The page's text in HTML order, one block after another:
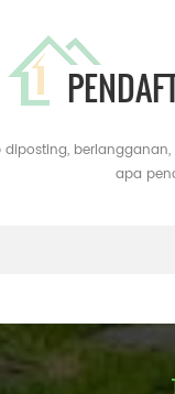
diposting,
apa